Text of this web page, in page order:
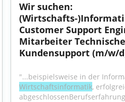
Wir suchen:
(Wirtschafts-
Customer Support
Mitarbeiter
Kundensupport (m/w/
Wirtschaftsinformatik,